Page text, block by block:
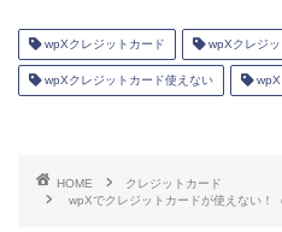
wpXクレジットカード wpXクレジッ
wpXクレジットカード使えない wpX
HOME
クレジットカード
wpXでクレジットカードが使えない！